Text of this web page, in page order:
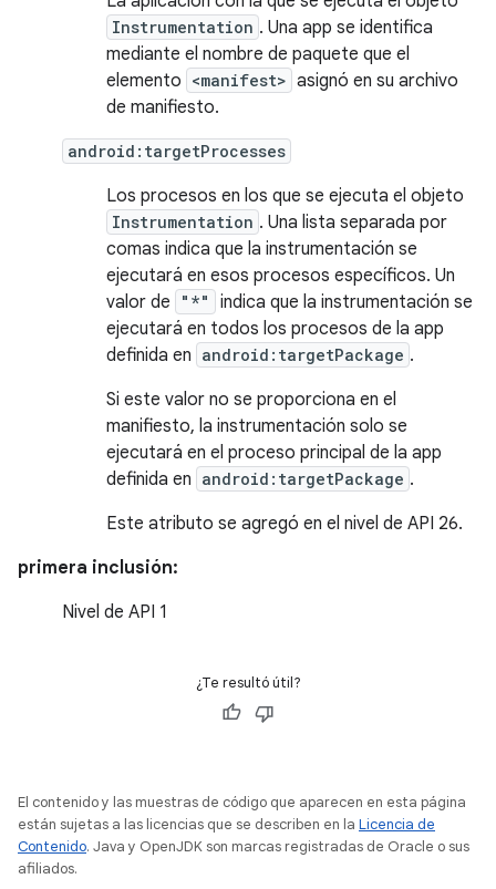
Instrumentation . Una app se identifica
mediante el nombre de paquete que el
elemento <manifest> asignó en su archivo
de manifiesto.
android:targetProcesses
Los procesos en los que se ejecuta el objeto
Instrumentation . Una lista separada por
comas indica que la instrumentación se
ejecutará en esos procesos específicos. Un
valor de
"*"
indica que la instrumentación se
ejecutará en todos los procesos de la app
definida en android:targetPackage .
Si este valor no se proporciona en el
manifiesto, la instrumentación solo se
ejecutará en el proceso principal de la app
definida en android:targetPackage .
Este atributo se agregó en el nivel de API 26.
primera inclusión:
Nivel de API 1
¿Te resultó útil?
El contenido y las muestras de código que aparecen en esta página
están sujetas a las licencias que se describen en la Licencia de
Contenido. Java y OpenJDK son marcas registradas de Oracle o sus
afiliados.